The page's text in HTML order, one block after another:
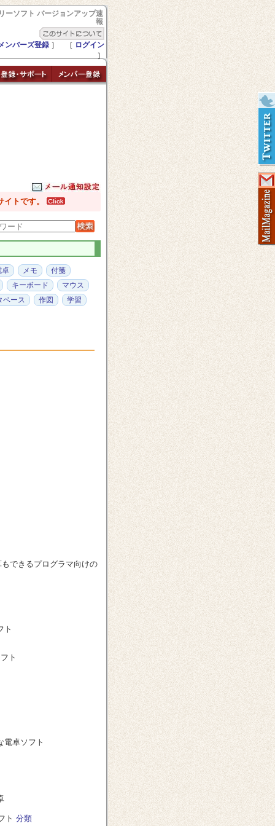
ーソフト バージョンアップ速
報
ンバーズ登録 ］ ［ ログイン
］
トです。
卓 メモ
付箋
キーボード
マウス
ベース
作図 学習
できるプログラマ向けの
ト
ト
電卓ソフト
ト 分類